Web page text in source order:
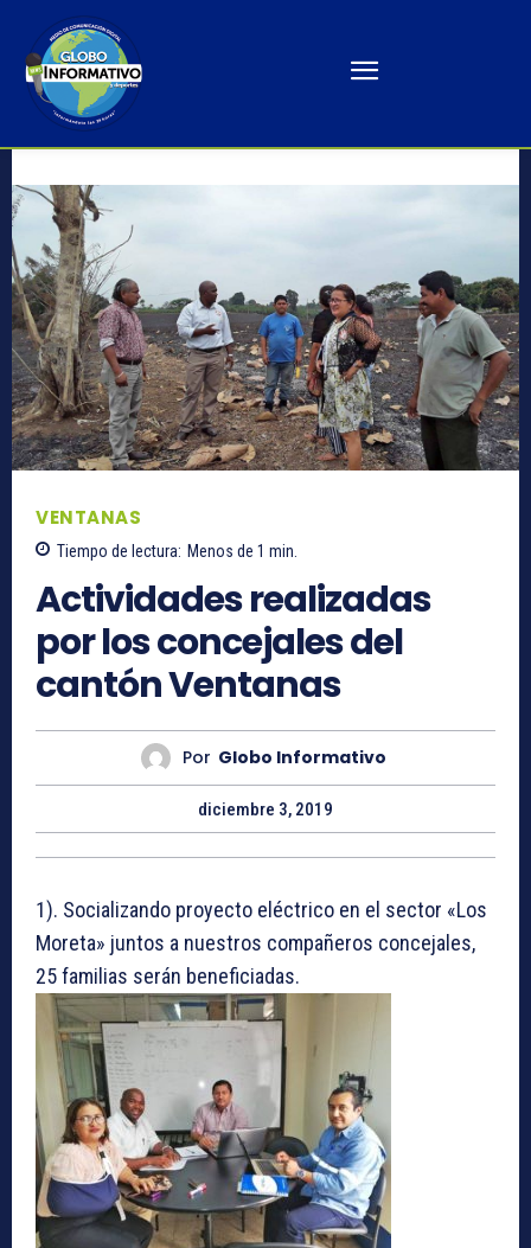
VENTANAS
Tiempo de lectura: Menos de 1 min.
Actividades realizadas
por los concejales del
cantón Ventanas
Por Globo Informativo
diciembre 3, 2019
1). Socializando proyecto eléctrico en el sector «Los
Moreta» juntos a nuestros compañeros concejales,
25 familias serán beneficiadas.